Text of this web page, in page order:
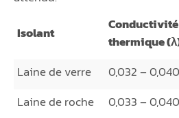
Isolant
Conductivité
thermique
Laine de verre
0,032 – 0,040
Laine de roche
0,033 – 0,040